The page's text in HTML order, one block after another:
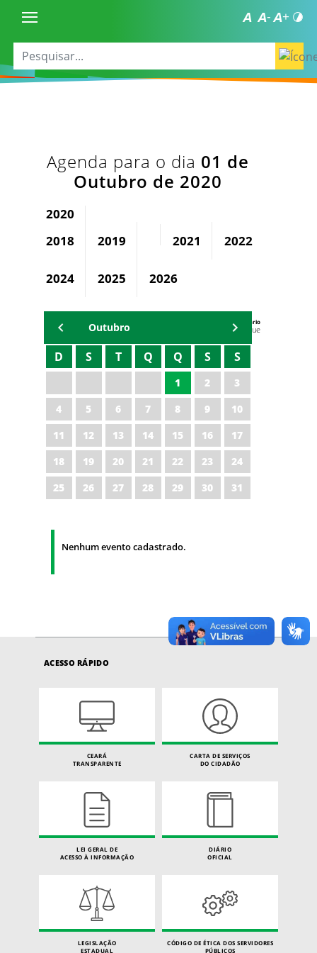
Agenda para o dia 01 de
Outubro de 2020
2020
2018
2019 2021 2022
2024 2025 2026
Agenda do Secretário
Zezinho Albuquerque
Outubro
D S T Q Q S S
1 2
3
4
5 6 7 8 9
10
11
12 13 14 15 16
17
18
19 20 21 22 23
24
25
26 27 28 29 30 31
Nenhum evento cadastrado.
ACESSO RÁPIDO
CEARÁ
TRANSPARENTE
CARTA DE SERVIÇOS
DO CIDADÃO
LEI GERAL DE
ACESSO À INFORMAÇÃO
DIÁRIO
OFICIAL
LEGISLAÇÃO
ESTADUAL
CÓDIGO DE ÉTICA DOS SERVIDORES
PÚBLICOS